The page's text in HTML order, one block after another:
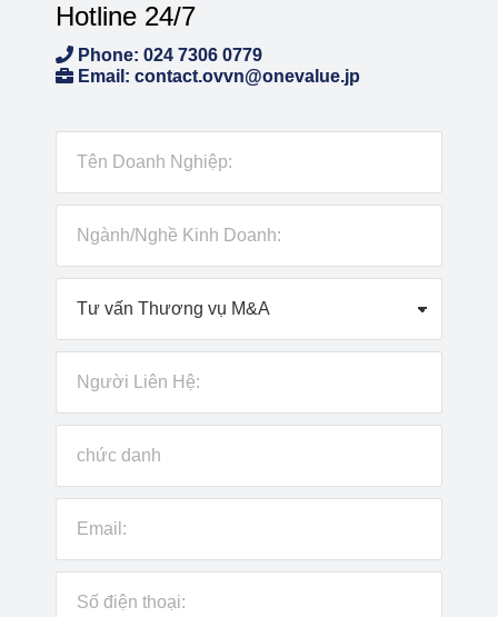
Hotline 24/7
Phone: 024 7306 0779
Email: contact.ovvn@onevalue.jp